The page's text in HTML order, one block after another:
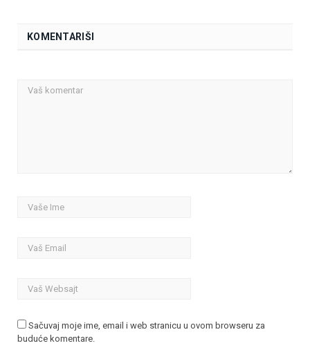
KOMENTARIŠI
Sačuvaj moje ime, email i web stranicu u ovom browseru za
buduće komentare.